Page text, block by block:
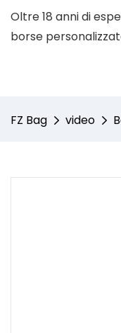
Oltre 18 anni di
borse
FZ Bag video